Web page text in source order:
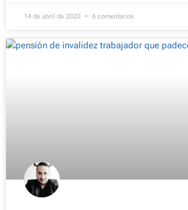
14 de abril de 2020 6 comentarios